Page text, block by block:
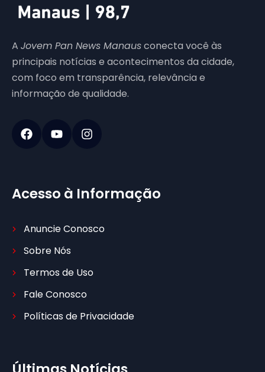
A Jovem Pan News Manausconecta você às
principais notícias e acontecimentos da cidade,
com foco em transparência, relevância e
informação de qualidade.
Acesso à Informação
Anuncie Conosco
Sobre Nós
Termos de Uso
Fale Conosco
Políticas de Privacidade